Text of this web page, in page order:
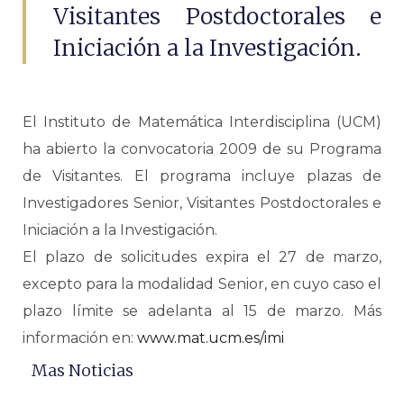
Visitantes Postdoctorales e
Iniciación a la Investigación.
El Instituto de Matemática Interdisciplina (UCM)
ha abierto la convocatoria 2009 de su Programa
de Visitantes. El programa incluye plazas de
Investigadores Senior, Visitantes Postdoctorales e
Iniciación a la Investigación.
El plazo de solicitudes expira el 27 de marzo,
excepto para la modalidad Senior, en cuyo caso el
plazo límite se adelanta al 15 de marzo. Más
información en: www.mat.ucm.es/imi
Mas Noticias